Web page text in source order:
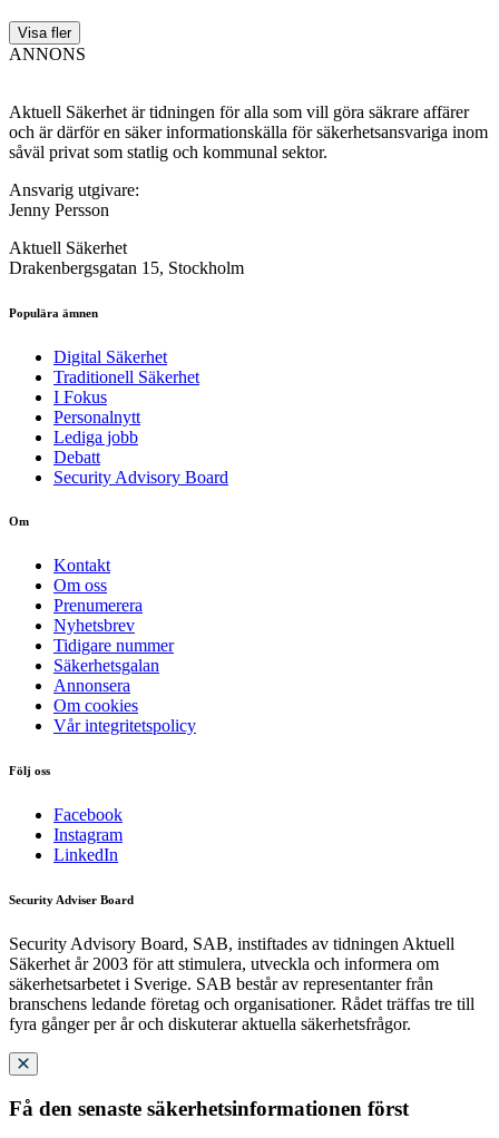
Visa fler
ANNONS
Aktuell Säkerhet är tidningen för alla som vill göra säkrare affärer
och är därför en säker informationskälla för säkerhets­ansvariga inom
såväl privat som statlig och kommunal sektor.
Ansvarig utgivare:
Jenny Persson
Aktuell Säkerhet
Drakenbergsgatan 15, Stockholm
Populära ämnen
Digital Säkerhet
Traditionell Säkerhet
I Fokus
Personalnytt
Lediga jobb
Debatt
Security Advisory Board
Om
Kontakt
Om oss
Prenumerera
Nyhetsbrev
Tidigare nummer
Säkerhetsgalan
Annonsera
Om cookies
Vår integritetspolicy
Följ oss
Facebook
Instagram
LinkedIn
Security Adviser Board
Security Advisory Board, SAB, instiftades av tidningen Aktuell
Säkerhet år 2003 för att stimulera, utveckla och informera om
säkerhetsarbetet i Sverige. SAB består av representanter från
branschens ledande företag och organisationer. Rådet träffas tre till
fyra gånger per år och diskuterar aktuella säkerhetsfrågor.
Få den senaste säkerhetsinformationen först